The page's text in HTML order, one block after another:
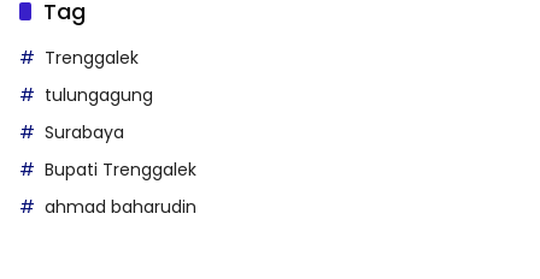
Tag
Trenggalek
tulungagung
Surabaya
Bupati Trenggalek
ahmad baharudin